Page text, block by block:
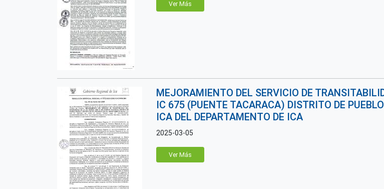
Ver Más
MEJORAMIENTO DEL SERVICIO DE
IC 675 (PUENTE TACARACA) DISTRITO DE
ICA DEL DEPARTAMENTO DE ICA
2025-03-05
Ver Más